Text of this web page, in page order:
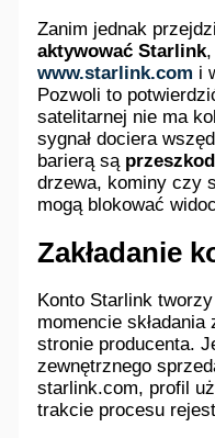
Zanim jednak
aktywować Starlink
www.starlink.com i
Pozwoli to
satelitarnej nie ma
sygnał dociera
barierą są
drzewa, kominy czy
mogą blokować
Zakładanie
Konto Starlink
momencie
stronie producenta.
zewnętrznego
starlink.com, profil
trakcie procesu